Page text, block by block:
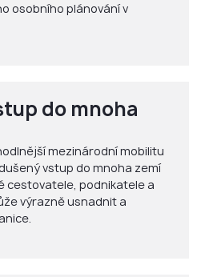
osobního plánování v
do mnoha
mezinárodní mobilitu
vstup do mnoha zemí
cestovatele, podnikatele a
výrazně usnadnit a